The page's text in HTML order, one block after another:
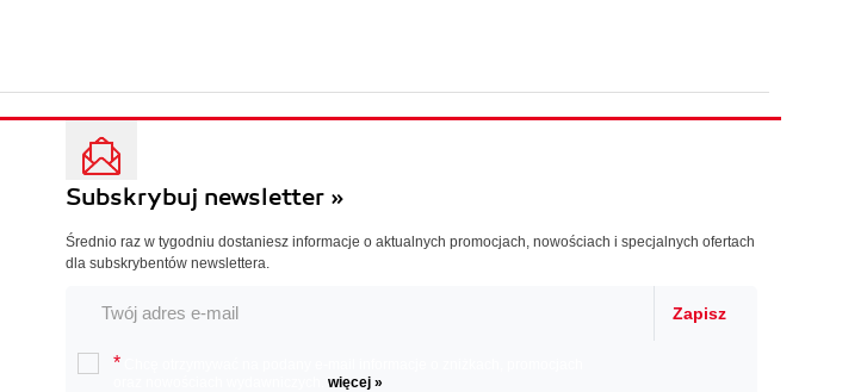
Subskrybuj newsletter »
Średnio raz w tygodniu dostaniesz informacje o aktualnych promocjach, nowościach i specjalnych ofertach
dla subskrybentów newslettera.
Zapisz
*
więcej »